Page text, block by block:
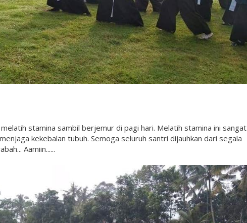
stamina sambil berjemur di pagi hari. Melatih stamina ini sangat
kekebalan tubuh. Semoga seluruh santri dijauhkan dari segala
Aamiin......